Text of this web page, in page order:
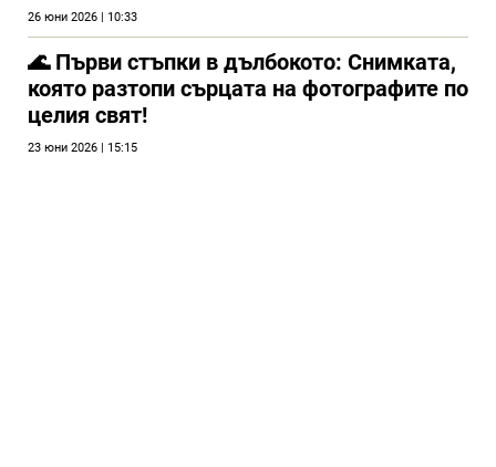
26 юни 2026 | 10:33
🌊 Първи стъпки в дълбокото: Снимката,
която разтопи сърцата на фотографите по
целия свят!
23 юни 2026 | 15:15